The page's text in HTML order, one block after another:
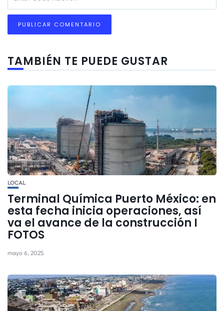
TAMBIÉN TE PUEDE GUSTAR
LOCAL
Terminal Química Puerto México: en
esta fecha inicia operaciones, así
va el avance de la construcción I
FOTOS
mayo 6, 2025